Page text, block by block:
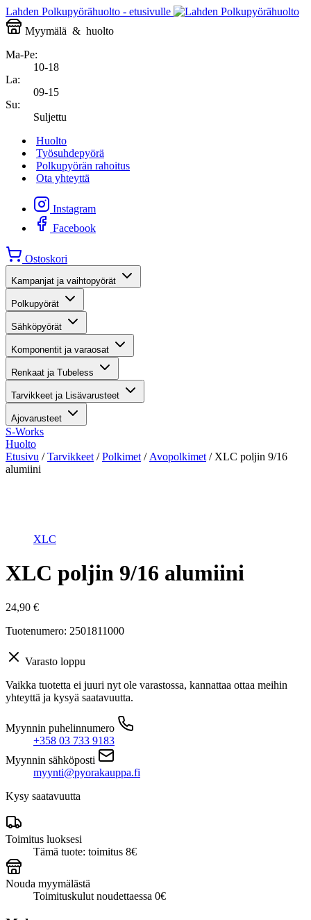
Lahden Polkupyörähuolto - etusivulle
Myymälä & huolto
Ma-Pe:
10-18
La:
09-15
Su:
Suljettu
Huolto
Työsuhdepyörä
Polkupyörän rahoitus
Ota yhteyttä
Instagram
Facebook
Ostoskori
Kampanjat ja vaihtopyörät
Polkupyörät
Sähköpyörät
Komponentit ja varaosat
Renkaat ja Tubeless
Tarvikkeet ja Lisävarusteet
Ajovarusteet
S-Works
Huolto
Etusivu /Tarvikkeet /Polkimet / Avopolkimet / XLC poljin 9/16
alumiini
XLC
XLC poljin 9/16 alumiini
24,90 €
Tuotenumero: 2501811000
Varasto loppu
Vaikka tuotetta ei juuri nyt ole varastossa, kannattaa ottaa meihin
yhteyttä ja kysyä saatavuutta.
Myynnin puhelinnumero
+358 03 733 9183
Myynnin sähköposti
myynti@pyorakauppa.fi
Kysy saatavuutta
Toimitus luoksesi
Tämä tuote: toimitus 8€
Nouda myymälästä
Toimituskulut noudettaessa 0€